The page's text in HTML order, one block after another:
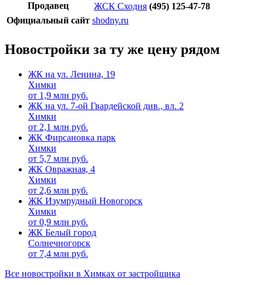
Продавец
ЖСК Сходня (495) 125-47-78
Официальный сайт shodny.ru
Новостройки за ту же цену рядом
ЖК на ул. Ленина, 19
Химки
от 1,9 млн руб.
ЖК на ул. 7-ой Гвардейской див., вл. 2
Химки
от 2,1 млн руб.
ЖК Фирсановка парк
Химки
от 5,7 млн руб.
ЖК Овражная, 4
Химки
от 2,6 млн руб.
ЖК Изумрудный Новогорск
Химки
от 0,9 млн руб.
ЖК Белый город
Солнечногорск
от 7,4 млн руб.
Все новостройки в Химках от застройщика